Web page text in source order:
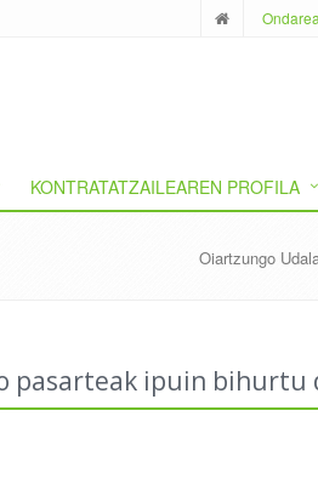
Ondarea
KONTRATATZAILEAREN PROFILA
Oiartzungo
pasarteak ipuin bihurtu